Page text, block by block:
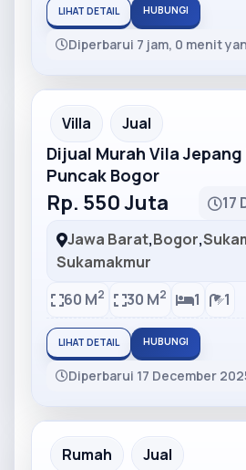
LIHAT DETAIL HUBUNGI
Diperbarui 7 jam, 0 menit
Partner Ad
Villa Jual
Dijual Murah Vila Jepang
Puncak Bogor
Rp. 550 Juta
17
Jawa Barat,Bogor,
Sukamakmur
60 M2 30 M2 1 1
LIHAT DETAIL HUBUNGI
Diperbarui 17 December
Partner Ad
Rumah Jual